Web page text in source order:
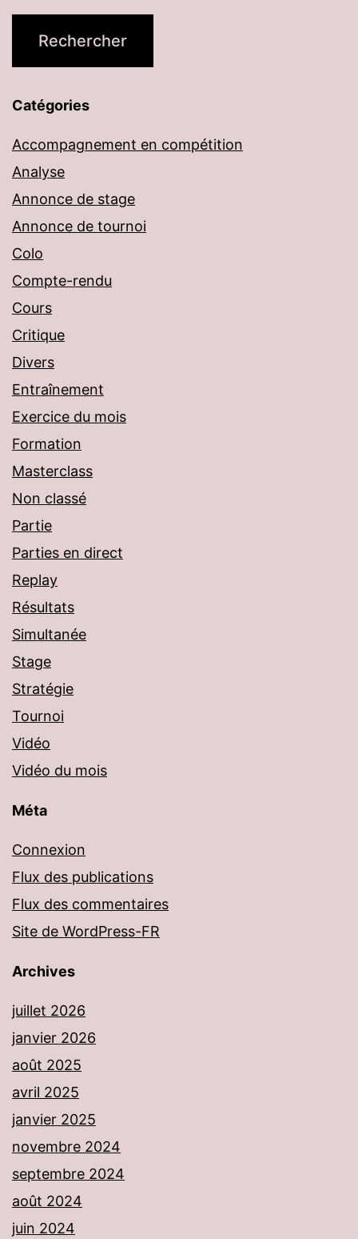
Catégories
Accompagnement en compétition
Analyse
Annonce de stage
Annonce de tournoi
Colo
Compte-rendu
Cours
Critique
Divers
Entraînement
Exercice du mois
Formation
Masterclass
Non classé
Partie
Parties en direct
Replay
Résultats
Simultanée
Stage
Stratégie
Tournoi
Vidéo
Vidéo du mois
Méta
Connexion
Flux des publications
Flux des commentaires
Site de WordPress-FR
Archives
juillet 2026
janvier 2026
août 2025
avril 2025
janvier 2025
novembre 2024
septembre 2024
août 2024
juin 2024